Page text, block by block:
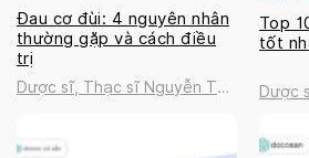
Đau cơ đùi: 4 nguyên nhân
thường gặp và cách điều
trị
Dược sĩ, Thạc sĩ Nguyễn Thị
Top
tốt
Dược